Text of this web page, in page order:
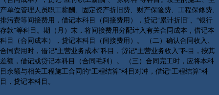
产单位管理人员职工薪酬、固定资产折旧费、财产保险费、工程保修费、
排污费等间接费用，借记本科目（间接费用），贷记“累计折旧”、“银行
存款”等科目。期（月）末，将间接费用分配计入有关合同成本，借记本
科目（合同成本），贷记本科目（间接费用）。 （二）确认合同收入、
合同费用时，借记“主营业务成本”科目，贷记“主营业务收入”科目，按其
差额，借记或贷记本科目（合同毛利）。 （三）合同完工时，应将本科
目余额与相关工程施工合同的“工程结算”科目对冲，借记“工程结算”科
目，贷记本科目。